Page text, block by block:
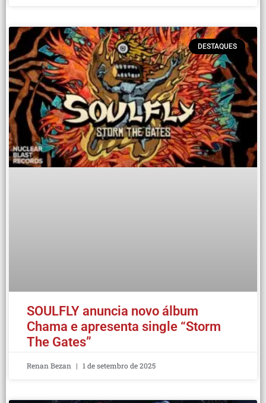
DESTAQUES
SOULFLY anuncia novo álbum
Chama e apresenta single “Storm
The Gates”
Renan Bezan 1 de setembro de 2025